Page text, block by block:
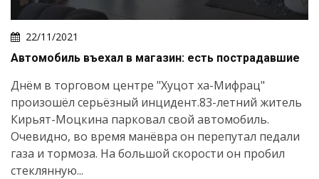
22/11/2021
Автомобиль въехал в магазин: есть пострадавшие
Днём в торговом центре "Хуцот ха-Мифрац"
произошёл серьёзный инцидент.83-летний житель
Кирьят-Моцкина парковал свой автомобиль.
Очевидно, во время манёвра он перепутал педали
газа и тормоза. На большой скорости он пробил
стеклянную...